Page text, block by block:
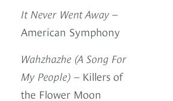
It Never Went Away –
American Symphony
Wahzhazhe (A Song For
My People) – Killers of
the Flower Moon